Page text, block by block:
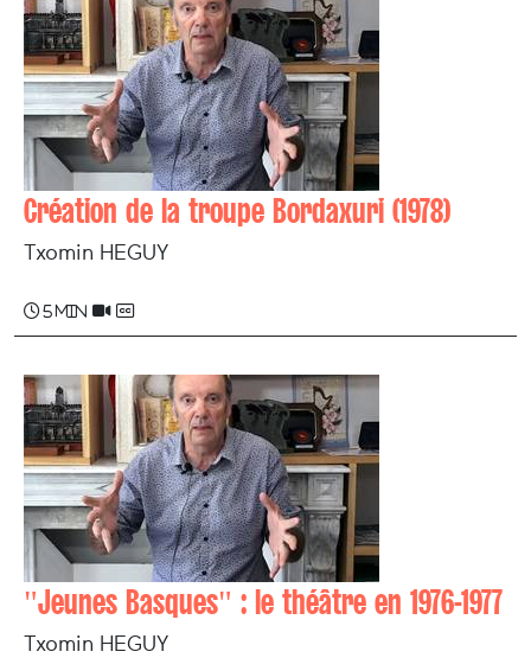
Création de la troupe Bordaxuri (1978)
Txomin HEGUY
5 min
"Jeunes Basques" : le théâtre en 1976-1977
Txomin HEGUY